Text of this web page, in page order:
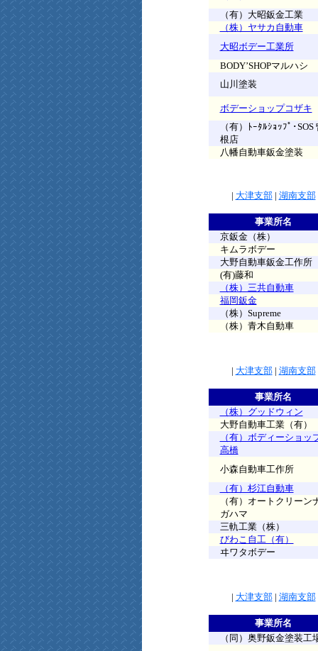
（有）大昭鈑金工業
（株）ヤサカ自動車
大昭ボデー工業所
BODY’SHOPマルハシ
山川塗装
ボデーショップコザキ
（有）ﾄｰﾀﾙｼｮｯﾌﾟ･SOS
根店
八幡自動車鈑金塗装
| 大津支部| 湖南支部
事業所名
京鈑金（株）
キムラボデー
大野自動車鈑金工作所
(有)藤和
（株）三共自動車
福岡鈑金
（株）Supreme
（株）青木自動車
| 大津支部| 湖南支部
事業所名
（株）グッドウィン
大野自動車工業（有）
（有）ボディーショッ
高橋
小森自動車工作所
（有）杉江自動車
（有）オートクリーン
ガハマ
三軌工業（株）
びわこ自工（有）
ヰワタボデー
| 大津支部| 湖南支部
事業所名
（同）奥野鈑金塗装工